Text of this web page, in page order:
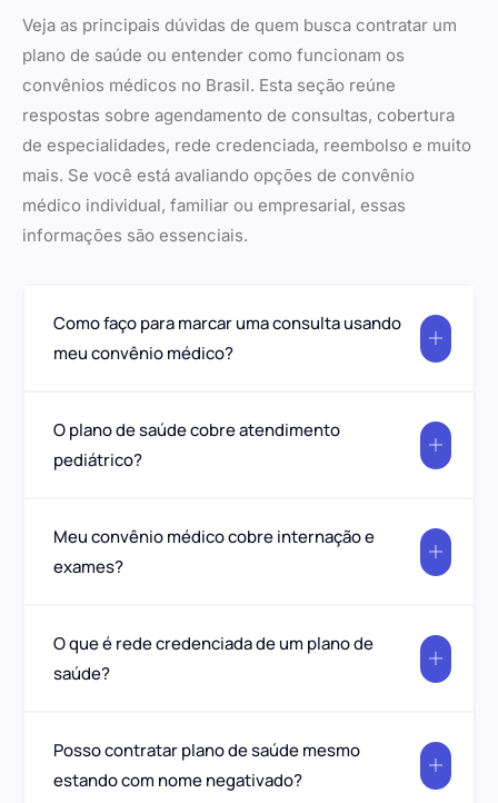
Veja as principais dúvidas de quem busca contratar um
plano de saúde ou entender como funcionam os
convênios médicos no Brasil. Esta seção reúne
respostas sobre agendamento de consultas, cobertura
de especialidades, rede credenciada, reembolso e muito
mais. Se você está avaliando opções de convênio
médico individual, familiar ou empresarial, essas
informações são essenciais.
Como faço para marcar uma consulta usando
meu convênio médico?
O plano de saúde cobre atendimento
pediátrico?
Meu convênio médico cobre internação e
exames?
O que é rede credenciada de um plano de
saúde?
Posso contratar plano de saúde mesmo
estando com nome negativado?